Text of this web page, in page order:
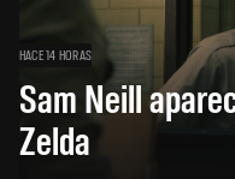
HACE 14 HORAS
Sam Neill
Zelda